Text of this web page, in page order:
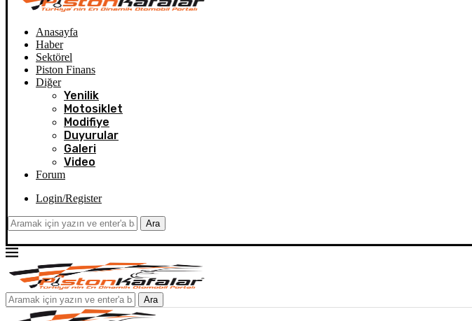
Anasayfa
Haber
Sektörel
Piston Finans
Diğer
Yenilik
Motosiklet
Modifiye
Duyurular
Galeri
Video
Forum
Login/Register
Ara
Ara